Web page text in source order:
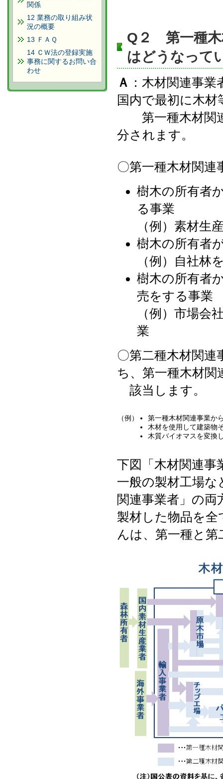
Q２ 第一種木
はどうなって
Ａ ：木材関連事
国内で最初に木
第一種木材関連
分されます。
〇第一種木材関
樹木の所有者
る事業
（例）素材生
樹木の所有者
（例）自社林
樹木の所有者
売をする事業
（例）市場会
業
〇第二種木材関連
ち、第一種木材
該当します。
（例）
第一種木材関連事業か
木材を使用して建築物
木質バイオマスを変換
下図「木材関連事
一般の製材工場な
関連事業者」の
製材した物品を
んは、第一種と
関係
12 業務の取り組み状
況の概要
13 ＦＡＱ
14 ＣＷ法の登録実施
事務に関するお問い合
わせ